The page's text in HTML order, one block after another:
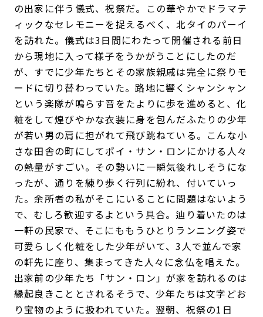
の出家に伴う儀式、祝祭だ。この華やかでドラマテ
ィックなセレモニーを捉えるべく、北タイのパーイ
を訪れた。儀式は3日間にわたって開催される前日
から現地に入って様子をうかがうことにしたのだ
が、すでに少年たちとその家族親戚は完全に祭りモ
ードに切り替わっていた。路地に響くシャンシャン
という楽隊が鳴らす音をたよりに歩を進めると、化
粧をして煌びやかな衣装に身を包んだふたりの少年
が若い男の肩に担がれて飛び跳ねている。こんな小
さな田舎の町にしてポイ・サン・ロンにかける人々
の熱量がすごい。その勢いに一瞬気後れしそうにな
ったが、通りを練り歩く行列に紛れ、付いていっ
た。余所者の私がそこにいることに問題はないよう
で、むしろ歓迎するよという具合。辿り着いたのは
一軒の民家で、そこにももうひとりランニング姿で
可愛らしく化粧をした少年がいて、3人で並んで家
の軒先に座り、集まってきた人々に念仏を唱えた。
出家前の少年たち「サン・ロン」が家を訪れるのは
縁起良きこととされるそうで、少年たちは文字どお
り宝物のように扱われていた。翌朝、祝祭の1日